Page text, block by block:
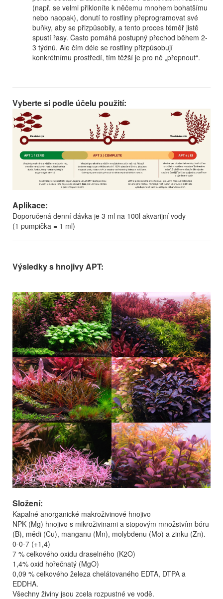
(např. se velmi přikloníte k něčemu mnohem bohatšímu
nebo naopak), donutí to rostliny přeprogramovat své
buňky, aby se přizpůsobily, a tento proces téměř jistě
spustí řasy. Často pomáhá postupný přechod během 2-
3 týdnů. Ale čím déle se rostliny přizpůsobují
konkrétnímu prostředí, tím těžší je pro ně „přepnout“.
Vyberte si podle účelu použití:
Aplikace:
Doporučená denní dávka je 3 ml na 100l akvarijní vody
(1 pumpička = 1 ml)
Výsledky s hnojivy APT:
Složení:
Kapalné anorganické makroživinové hnojivo
NPK (Mg) hnojivo s mikroživinami a stopovým množstvím bóru
(B), mědi (Cu), manganu (Mn), molybdenu (Mo) a zinku (Zn).
0-0-7 (+1,4)
7 % celkového oxidu draselného (K2O)
1,4% oxid hořečnatý (MgO)
0,09 % celkového železa chelátovaného EDTA, DTPA a
EDDHA.
Všechny živiny jsou zcela rozpustné ve vodě.